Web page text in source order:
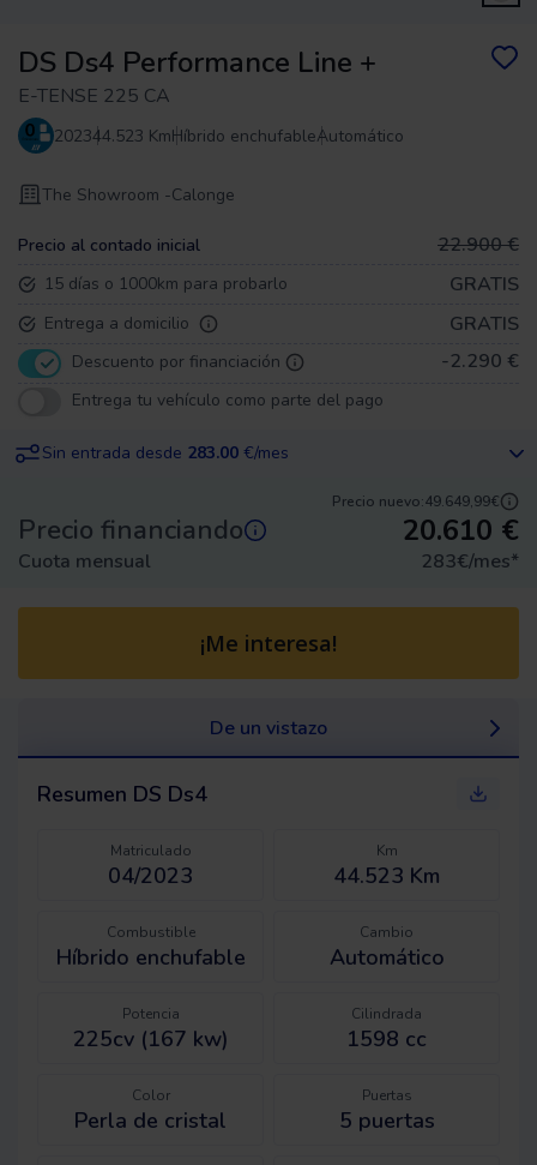
DS Ds4 Performance Line +
E-TENSE 225 CA
202344.523 KmHíbrido enchufableAutomático
The Showroom -Calonge
Precio al contado inicial 22.900 €
15 días o 1000km para probarlo GRATIS
Entrega a domicilio GRATIS
Descuento por financiación -2.290 €
Entrega tu vehículo como parte del pago
Sin entrada desde 283.00 €/mes
Precio nuevo:49.649,99€
Precio financiando 20.610 €
Cuota mensual 283€/mes*
¡Me interesa!
De un vistazo
Resumen DS Ds4
Matriculado
04/2023
Km
44.523 Km
Combustible
Híbrido enchufable
Cambio
Automático
Potencia
225cv (167 kw)
Cilindrada
1598 cc
Color
Perla de cristal
Puertas
5 puertas